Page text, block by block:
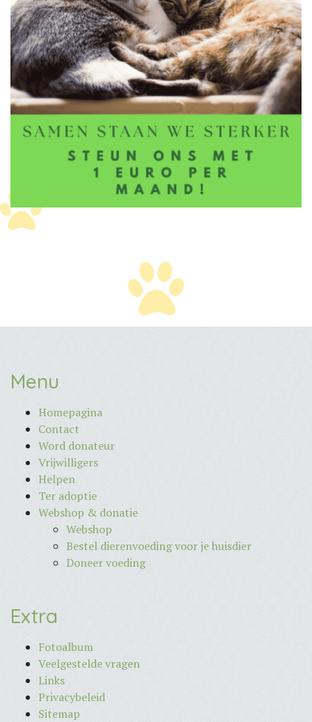
Menu
Homepagina
Contact
Word donateur
Vrijwilligers
Helpen
Ter adoptie
Webshop & donatie
Webshop
Bestel dierenvoeding voor je huisdier
Doneer voeding
Extra
Fotoalbum
Veelgestelde vragen
Links
Privacybeleid
Sitemap